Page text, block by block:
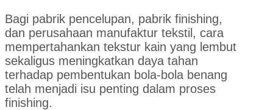
Bagi pabrik pencelupan, pabrik finishing,
dan perusahaan manufaktur tekstil, cara
mempertahankan tekstur kain yang lembut
sekaligus meningkatkan daya tahan
terhadap pembentukan bola-bola benang
telah menjadi isu penting dalam proses
finishing.